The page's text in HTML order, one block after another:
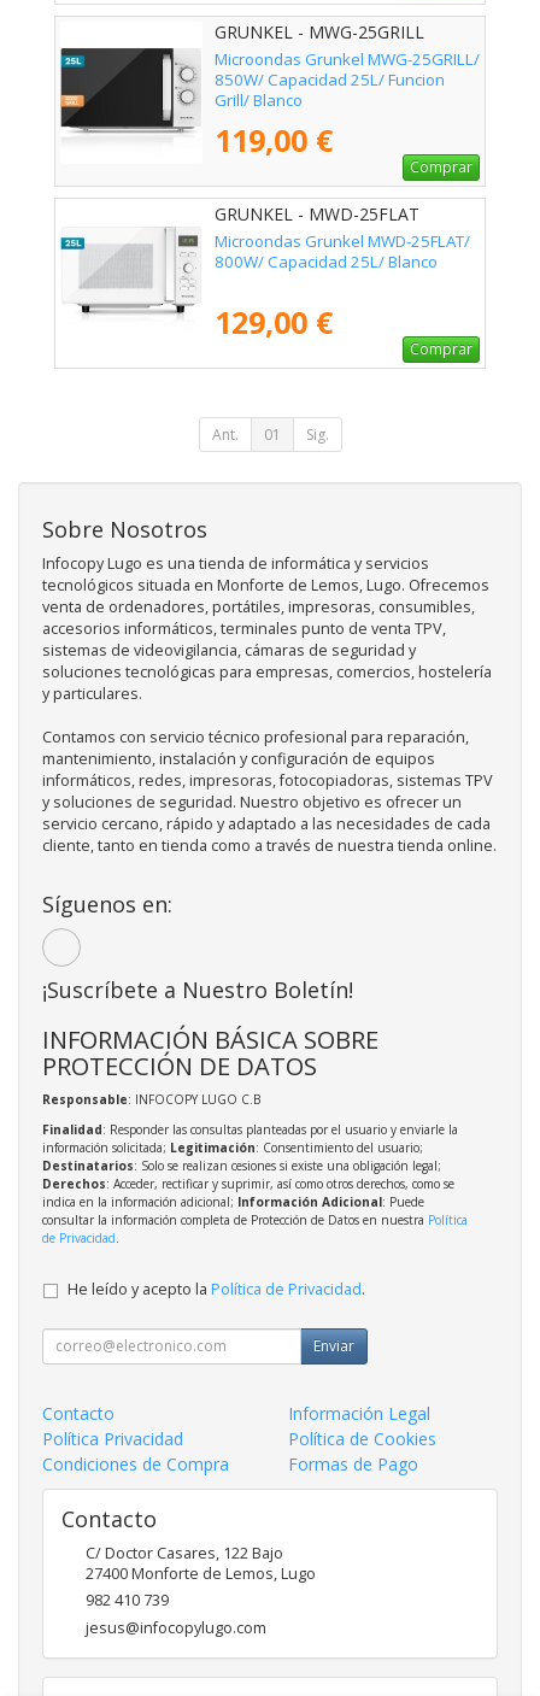
GRUNKEL - MWG-25GRILL
Microondas Grunkel MWG-25GRILL/
850W/ Capacidad 25L/ Funcion
Grill/ Blanco
119,00 €
Comprar
GRUNKEL - MWD-25FLAT
Microondas Grunkel MWD-25FLAT/
800W/ Capacidad 25L/ Blanco
129,00 €
Comprar
Ant. 01 Sig.
Sobre Nosotros
Infocopy Lugo es una tienda de informática y servicios
tecnológicos situada en Monforte de Lemos, Lugo. Ofrecemos
venta de ordenadores, portátiles, impresoras, consumibles,
accesorios informáticos, terminales punto de venta TPV,
sistemas de videovigilancia, cámaras de seguridad y
soluciones tecnológicas para empresas, comercios, hostelería
y particulares.
Contamos con servicio técnico profesional para reparación,
mantenimiento, instalación y configuración de equipos
informáticos, redes, impresoras, fotocopiadoras, sistemas TPV
y soluciones de seguridad. Nuestro objetivo es ofrecer un
servicio cercano, rápido y adaptado a las necesidades de cada
cliente, tanto en tienda como a través de nuestra tienda online.
Síguenos en:
¡Suscríbete a Nuestro Boletín!
INFORMACIÓN BÁSICA SOBRE
PROTECCIÓN DE DATOS
Responsable: INFOCOPY LUGO C.B
Finalidad: Responder las consultas planteadas por el usuario y enviarle la
información solicitada; Legitimación: Consentimiento del usuario;
Destinatarios: Solo se realizan cesiones si existe una obligación legal;
Derechos: Acceder, rectificar y suprimir, así como otros derechos, como se
indica en la información adicional; Información Adicional: Puede
consultar la información completa de Protección de Datos en nuestra Política
de Privacidad.
He leído y acepto la Política de Privacidad.
Enviar
Contacto
Información Legal
Política Privacidad
Política de Cookies
Condiciones de Compra
Formas de Pago
Contacto
C/ Doctor Casares, 122 Bajo
27400Monforte de Lemos,Lugo
982 410 739
jesus@infocopylugo.com